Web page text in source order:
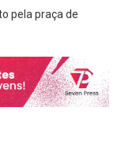
pela praça de